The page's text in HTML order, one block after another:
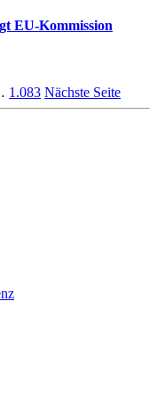
EU-Kommission
1.083 Nächste Seite